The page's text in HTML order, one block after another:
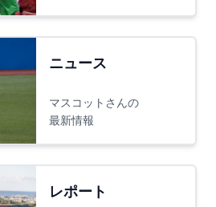
ニュース
マスコットさんの
最新情報
レポート